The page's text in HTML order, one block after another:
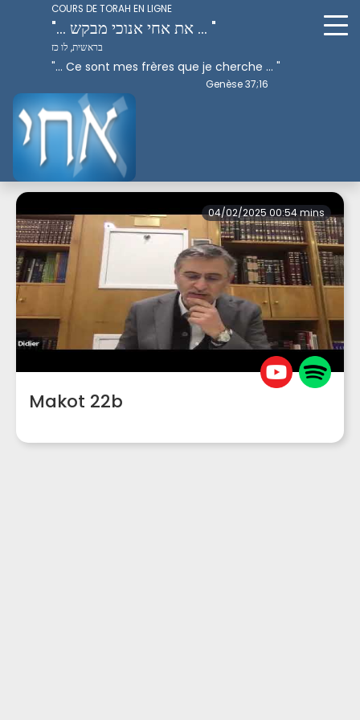
COURS DE TORAH EN LIGNE
"... את אחי אנוכי מבקש ... "
בראשית, לו כז
"... Ce sont mes frères que je cherche ... "
Genèse 37;16
Perek 3
04/02/2025 00:54 mins
Makot 22b